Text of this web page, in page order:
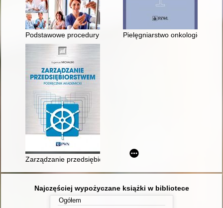
Podstawowe procedury pielęgniarskiePielęgniarstwo onkologiczne
Zarządzanie przedsiębiorstwem : podręcznik akademicki
Najczęściej wypożyczane książki w bibliotece
Ogółem